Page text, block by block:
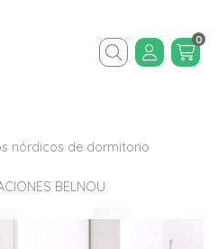
Buscar
0
nórdicos de dormitorio
BELNOU